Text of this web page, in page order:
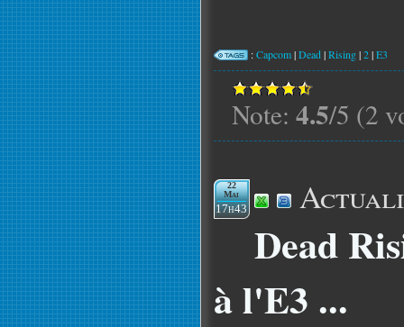
:Capcom|Dead|Rising|2|E3
Note: 4.5/5 (2
22
Mai
17h43
Dead
à l'E3 ...